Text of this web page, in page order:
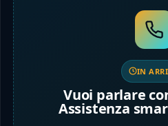
IN
Vuoi parlare
Assistenza